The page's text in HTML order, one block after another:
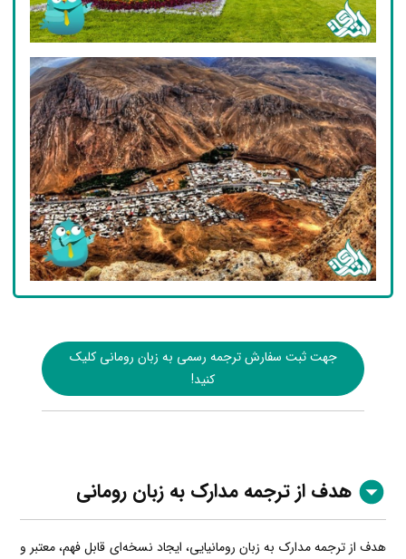
جهت ثبت سفارش ترجمه رسمی به زبان رومانی کلیک
کنید!
هدف از ترجمه مدارک به زبان رومانی
هدف از ترجمه مدارک به زبان رومانیایی، ایجاد نسخه‌ای قابل فهم، معتبر و